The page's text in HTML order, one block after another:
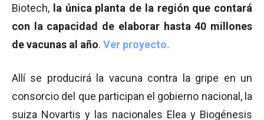
Biotech, la única planta de la región que contará
con la capacidad de elaborar hasta 40 millones
de vacunas al año. Ver proyecto.
Allí se producirá la vacuna contra la gripe en un
consorcio del que participan el gobierno nacional, la
suiza Novartis y las nacionales Elea y Biogénesis